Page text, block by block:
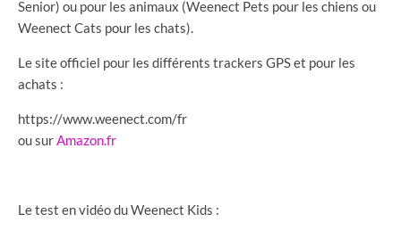
Senior) ou pour les animaux (Weenect Pets pour les chiens ou
Weenect Cats pour les chats).
Le site officiel pour les différents trackers GPS et pour les
achats :
https://www.weenect.com/fr
ou surAmazon.fr
Le test en vidéo du Weenect Kids :